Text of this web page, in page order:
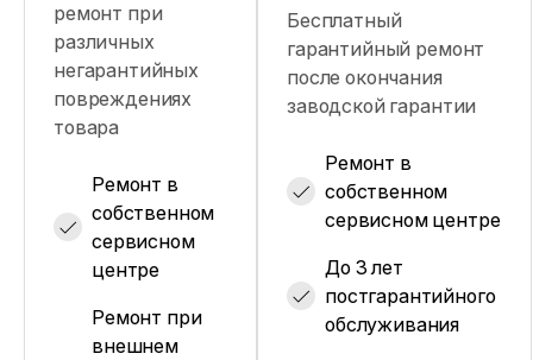
ремонт при
различных
негарантийных
повреждениях
товара
Ремонт в
собственном
сервисном
центре
Ремонт при
внешнем
Бесплатный
гарантийный ремонт
после окончания
заводской гарантии
Ремонт в
собственном
сервисном центре
До 3 лет
постгарантийного
обслуживания